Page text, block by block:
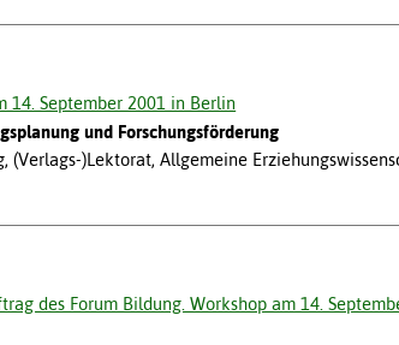
14. September 2001 in Berlin
und Forschungsförderung
)Lektorat, Allgemeine
des Forum Bildung. Workshop am 14.